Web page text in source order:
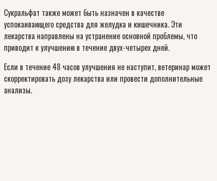
Сукральфат также может быть назначен в качестве
успокаивающего средства для желудка и кишечника. Эти
лекарства направлены на устранение основной проблемы, что
приводит к улучшению в течение двух-четырех дней.
Если в течение 48 часов улучшения не наступит, ветеринар может
скорректировать дозу лекарства или провести дополнительные
анализы.